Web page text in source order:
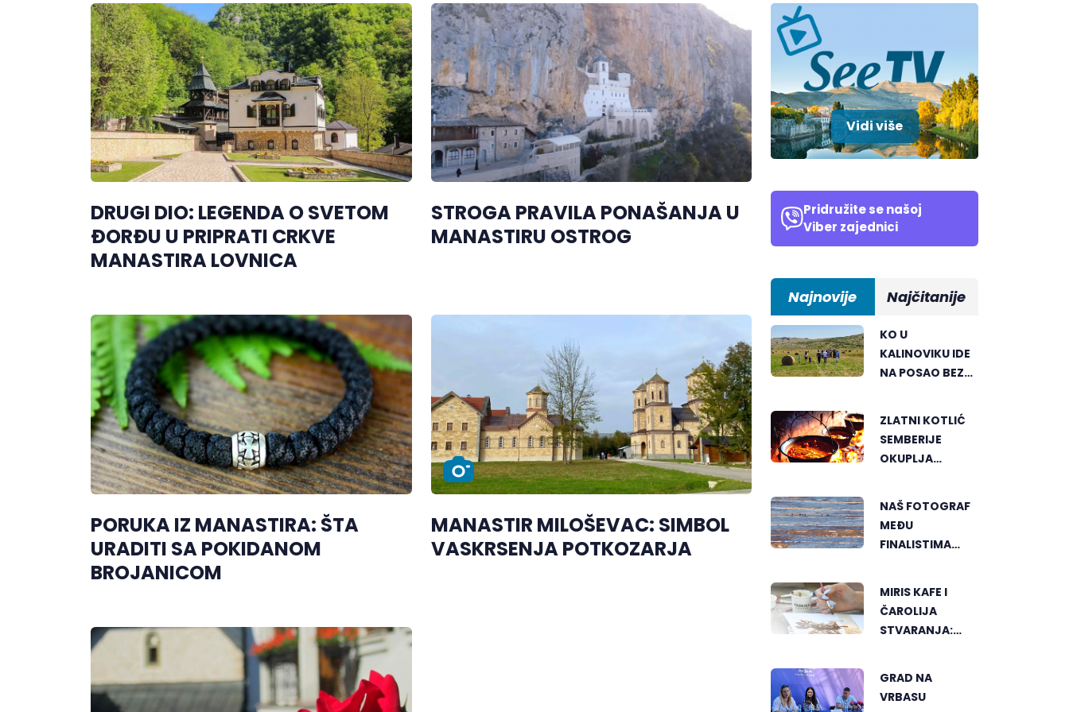
DRUGI DIO: LEGENDA O SVETOM
ĐORĐU U PRIPRATI CRKVE
MANASTIRA LOVNICA
STROGA PRAVILA PONAŠANJA U
MANASTIRU OSTROG
PORUKA IZ MANASTIRA: ŠTA
URADITI SA POKIDANOM
BROJANICOM
MANASTIR MILOŠEVAC: SIMBOL
VASKRSENJA POTKOZARJA
Vidi više
Pridružite se našoj
Viber zajednici
Najnovije Najčitanije
KO U
KALINOVIKU IDE
NA POSAO BEZ
ZLATNI KOTLIĆ
SEMBERIJE
OKUPLJA
RIBLJEG
PAPRIKAŠA U
DVOROVIMA
NAŠ FOTOGRAF
MEĐU
FINALISTIMA
PHOTOGRAPHY"
FESTIVALA U
MONGOLIJI
MIRIS KAFE I
ČAROLIJA
STVARANJA:
UMJETNOSTI U
BANJALUCI
GRAD NA
VRBASU